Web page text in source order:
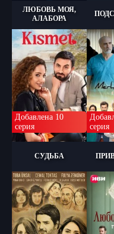
ЛЮБОВЬ МОЯ,
АЛАБОРА
Добавлена 10
серия
СУДЬБА
серия